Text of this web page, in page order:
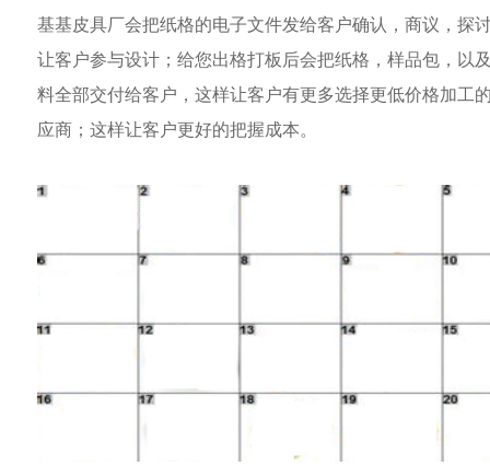
基基皮具厂会把纸格的电子文件发给客户确认，商议，探
让客户参与设计；给您出格打板后会把纸格，样品包，以
料全部交付给客户，这样让客户有更多选择更低价格加工
应商；这样让客户更好的把握成本。